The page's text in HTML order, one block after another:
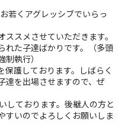
若くアグレッシブでいらっ
スメさせていただきます。
れた子達ばかりです。（多頭
執行）
護しております。しばらく
達を出場させますので、ぜ
しております。後継人の方と
すいのでよろしくお願いしま